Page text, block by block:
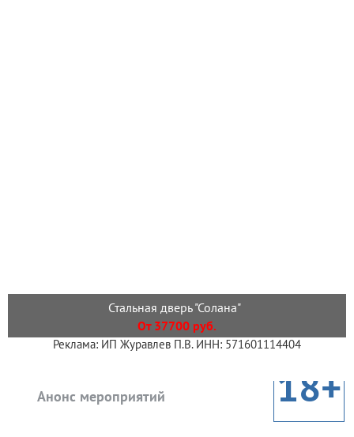
Стальная дверь "Солана"
От 37700 руб.
Реклама: ИП Журавлев П.В. ИНН: 571601114404
Анонс мероприятий 18+